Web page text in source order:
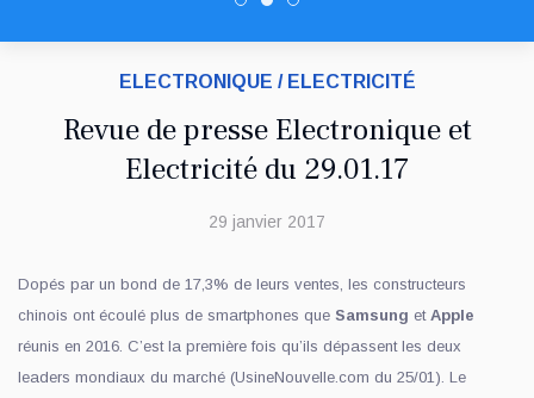
Decolletage.xyz
SNED DECOLLETAGE
ELECTRONIQUE / ELECTRICITÉ
Revue de presse Electronique et
Electricité du 29.01.17
29 janvier 2017
Dopés par un bond de 17,3% de leurs ventes, les constructeurs
chinois ont écoulé plus de smartphones que Samsung et Apple
réunis en 2016. C’est la première fois qu’ils dépassent les deux
leaders mondiaux du marché (UsineNouvelle.com du 25/01). Le